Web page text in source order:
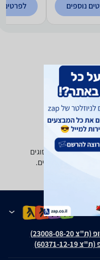
נוספים לפרטים
עיר
מצפנים מכל הסוגים
08-20)
12-19)